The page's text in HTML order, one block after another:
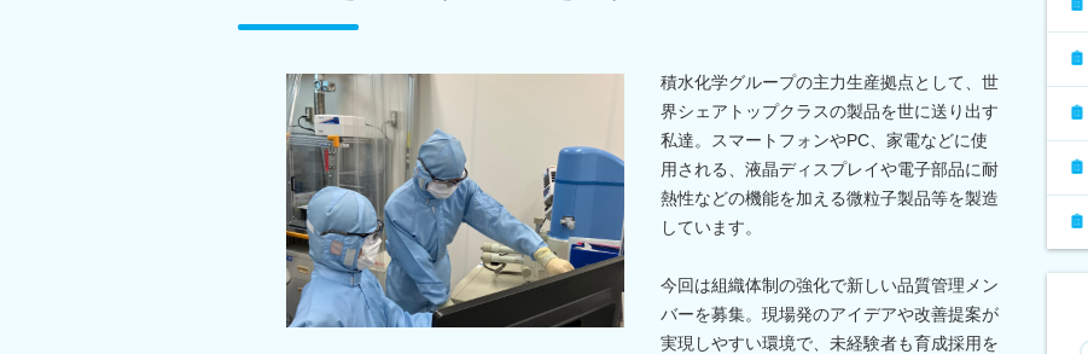
積水化学グループの主力生産拠点として、世
界シェアトップクラスの製品を世に送り出す
私達。スマートフォンやPC、家電などに使
用される、液晶ディスプレイや電子部品に耐
熱性などの機能を加える微粒子製品等を製造
しています。
今回は組織体制の強化で新しい品質管理メン
バーを募集。現場発のアイデアや改善提案が
実現しやすい環境で、未経験者も育成採用を